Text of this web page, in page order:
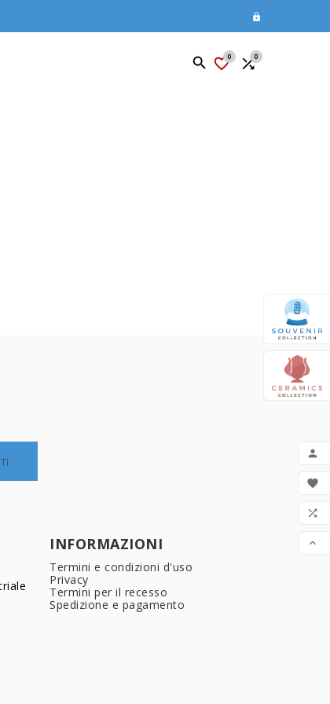





0 0
INFORMAZIONI
Termini e condizioni d'uso
Privacy
Termini per il recesso
Spedizione e pagamento